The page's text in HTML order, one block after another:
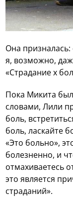
Она
я, возможно,
«Страдание x
Пока Микита
словами, Лили
боль,
боль, ласкайте
«Это больно»,
болезненно, и
отмахиваетесь
это является
страданий».